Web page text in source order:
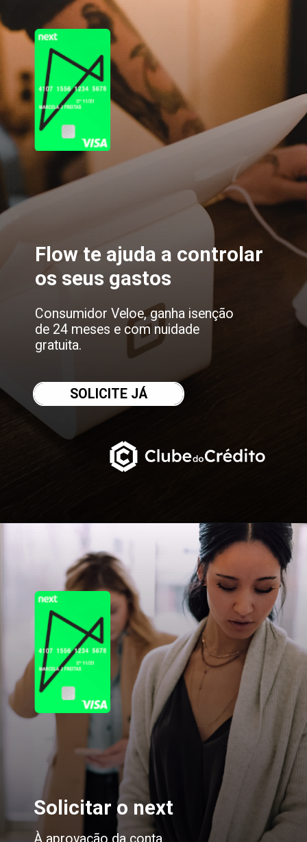
Flow te ajuda a controlar
os seus gastos
Consumidor Veloe, ganha isenção
de 24 meses e com nuidade
gratuita.
SOLICITE JÁ
Solicitar o next
À aprovação da conta,